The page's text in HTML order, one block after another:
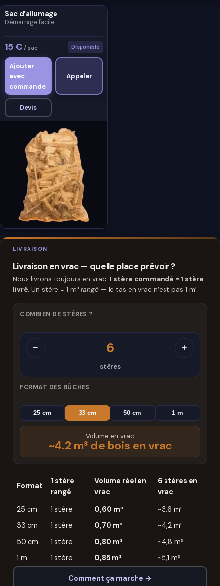
Sac d’allumage
Démarrage facile.
15 € / sac Disponible
Ajouter
avec
commande
Appeler
Devis
LIVRAISON
Livraison en vrac — quelle place prévoir ?
Nous livrons toujours en vrac. 1 stère commandé = 1 stère
livré.Un stère = 1 m³ rangé— le tas en vrac n’est pas 1 m³.
COMBIEN DE STÈRES ?
− 6 +
stères
FORMAT DES BÛCHES
25 cm 33 cm 50 cm 1 m
Volume en vrac
~4.2 m³ de bois en vrac
Format
1 stère
rangé
Volume réel en
vrac
6 stères en
vrac
25 cm
1 stère 0,60 m³
~3,6 m³
33 cm
1 stère 0,70 m³
~4,2 m³
50 cm
1 stère 0,80 m³
~4,8 m³
1 m
1 stère 0,85 m³ ~5,1 m³
Comment ça marche →